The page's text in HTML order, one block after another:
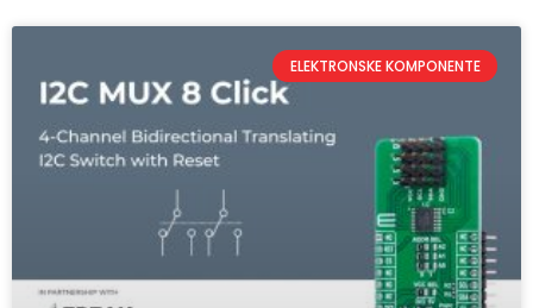
ELEKTRONSKE KOMPONENTE